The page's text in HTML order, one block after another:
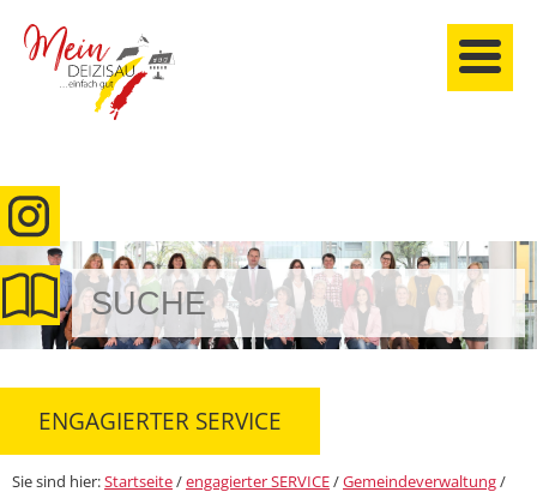
anmelden
ENGAGIERTER SERVICE
Sie sind hier:Startseite/engagierter SERVICE/Gemeindeverwaltung/